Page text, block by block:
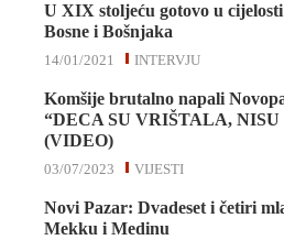
U XIX stoljeću gotovo u
Bosne i Bošnjaka
INTERVJU
14/01/2021
Komšije brutalno napali
“DECA SU VRIŠTALA,
(VIDEO)
VIJESTI
03/07/2023
Novi Pazar: Dvadeset i četiri
Mekku i Medinu